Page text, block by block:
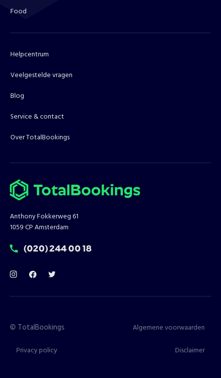
Food
Helpcentrum
Veelgestelde vragen
Blog
Service & contact
Over TotalBookings
Anthony Fokkerweg 61
1059 CP Amsterdam
T:
(020) 244 00 18
© TotalBookings
Algemene voorwaarden
Privacy policy
Disclaimer